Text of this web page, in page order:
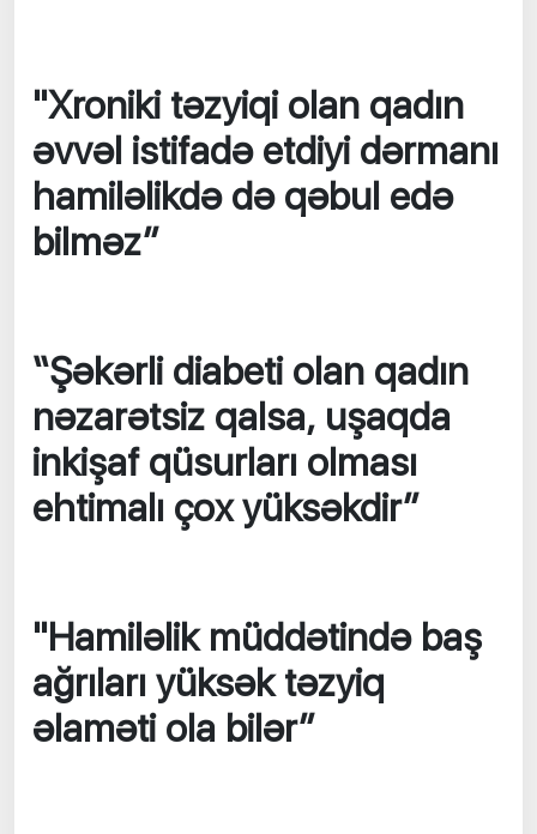
"Xroniki təzyiqi olan qadın
əvvəl istifadə etdiyi dərmanı
hamiləlikdə də qəbul edə
bilməz”
“Şəkərli diabeti olan qadın
nəzarətsiz qalsa, uşaqda
inkişaf qüsurları olması
ehtimalı çox yüksəkdir”
"Hamiləlik müddətində baş
ağrıları yüksək təzyiq
əlaməti ola bilər”